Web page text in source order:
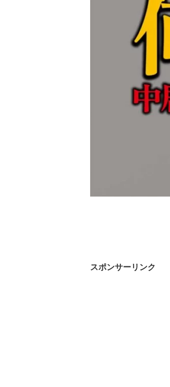
スポンサーリンク